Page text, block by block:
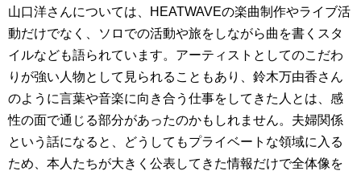
山口洋さんについては、HEATWAVEの楽曲制作やライブ活
動だけでなく、ソロでの活動や旅をしながら曲を書くスタ
イルなども語られています。アーティストとしてのこだわ
りが強い人物として見られることもあり、鈴木万由香さん
のように言葉や音楽に向き合う仕事をしてきた人とは、感
性の面で通じる部分があったのかもしれません。夫婦関係
という話になると、どうしてもプライベートな領域に入る
ため、本人たちが大きく公表してきた情報だけで全体像を